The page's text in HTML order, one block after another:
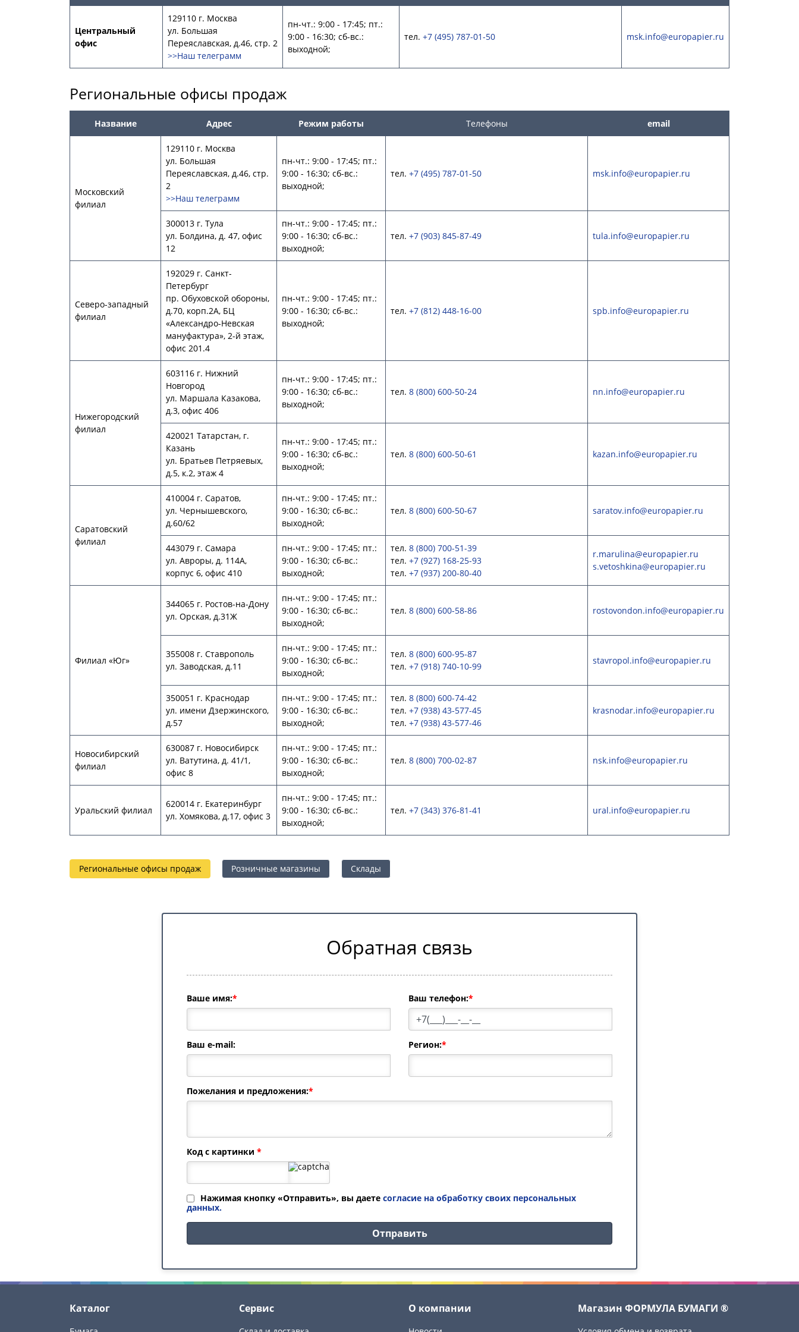
Центральный
офис
129110 г. Москва
ул. Большая
Переяславская, д.46, стр. 2
>>Наш телеграмм
пн-чт.: 9:00 - 17:45; пт.:
9:00 - 16:30; сб-вс.:
выходной;
тел. +7 (495) 787-01-50 msk.info@europapier.ru
Региональные офисы продаж
Название Адрес Режим работы Телефоны email
Московский
филиал
129110 г. Москва
ул. Большая
Переяславская, д.46, стр.
2
>>Наш телеграмм
пн-чт.: 9:00 - 17:45; пт.:
9:00 - 16:30; сб-вс.:
выходной;
тел. +7 (495) 787-01-50 msk.info@europapier.ru
300013 г. Тула
ул. Болдина, д. 47, офис
12
пн-чт.: 9:00 - 17:45; пт.:
9:00 - 16:30; сб-вс.:
выходной;
тел. +7 (903) 845-87-49 tula.info@europapier.ru
Северо-западный
филиал
192029 г. Санкт-
Петербург
пр. Обуховской обороны,
д.70, корп.2А, БЦ
«Александро-Невская
мануфактура», 2-й этаж,
офис 201.4
пн-чт.: 9:00 - 17:45; пт.:
9:00 - 16:30; сб-вс.:
выходной;
тел. +7 (812) 448-16-00 spb.info@europapier.ru
Нижегородский
филиал
603116 г. Нижний
Новгород
ул. Маршала Казакова,
д.3, офис 406
пн-чт.: 9:00 - 17:45; пт.:
9:00 - 16:30; сб-вс.:
выходной;
тел. 8 (800) 600-50-24 nn.info@europapier.ru
420021 Татарстан, г.
Казань
ул. Братьев Петряевых,
д.5, к.2, этаж 4
пн-чт.: 9:00 - 17:45; пт.:
9:00 - 16:30; сб-вс.:
выходной;
тел. 8 (800) 600-50-61 kazan.info@europapier.ru
Саратовский
филиал
410004 г. Саратов,
ул. Чернышевского,
д.60/62
пн-чт.: 9:00 - 17:45; пт.:
9:00 - 16:30; сб-вс.:
выходной;
тел. 8 (800) 600-50-67 saratov.info@europapier.ru
443079 г. Самара
ул. Авроры, д. 114А,
корпус 6, офис 410
пн-чт.: 9:00 - 17:45; пт.:
9:00 - 16:30; сб-вс.:
выходной;
тел. 8 (800) 700-51-39
тел. +7 (927) 168-25-93
тел. +7 (937) 200-80-40
r.marulina@europapier.ru
s.vetoshkina@europapier.ru
Филиал «Юг»
344065 г. Ростов-на-Дону
ул. Орская, д.31Ж
пн-чт.: 9:00 - 17:45; пт.:
9:00 - 16:30; сб-вс.:
выходной;
тел. 8 (800) 600-58-86 rostovondon.info@europapier.ru
355008 г. Ставрополь
ул. Заводская, д.11
пн-чт.: 9:00 - 17:45; пт.:
9:00 - 16:30; сб-вс.:
выходной;
тел. 8 (800) 600-95-87
тел. +7 (918) 740-10-99
stavropol.info@europapier.ru
350051 г. Краснодар
ул. имени Дзержинского,
д.57
пн-чт.: 9:00 - 17:45; пт.:
9:00 - 16:30; сб-вс.:
выходной;
тел. 8 (800) 600-74-42
тел. +7 (938) 43-577-45
тел. +7 (938) 43-577-46
krasnodar.info@europapier.ru
Новосибирский
филиал
630087 г. Новосибирск
ул. Ватутина, д. 41/1,
офис 8
пн-чт.: 9:00 - 17:45; пт.:
9:00 - 16:30; сб-вс.:
выходной;
тел. 8 (800) 700-02-87 nsk.info@europapier.ru
Уральский филиал
620014 г. Екатеринбург
ул. Хомякова, д.17, офис 3
пн-чт.: 9:00 - 17:45; пт.:
9:00 - 16:30; сб-вс.:
выходной;
тел. +7 (343) 376-81-41 ural.info@europapier.ru
Региональные офисы продаж Розничные магазины Склады
Обратная связь
Ваше имя:* Ваш телефон:*
Ваш e-mail: Регион:*
Пожелания и предложения:*
Код с картинки *
Нажимая кнопку «Отправить», вы даете согласие на обработку своих персональных
данных.
Каталог Сервис О компании Магазин ФОРМУЛА БУМАГИ ®